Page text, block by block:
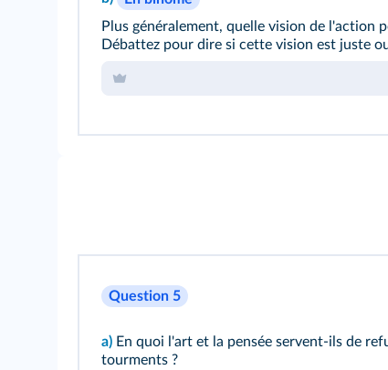
Plus généralement, quelle vision de l'action
Débattez pour dire si cette vision est juste
Question 5
a) En quoi l'art et la pensée servent-ils de
tourments ?